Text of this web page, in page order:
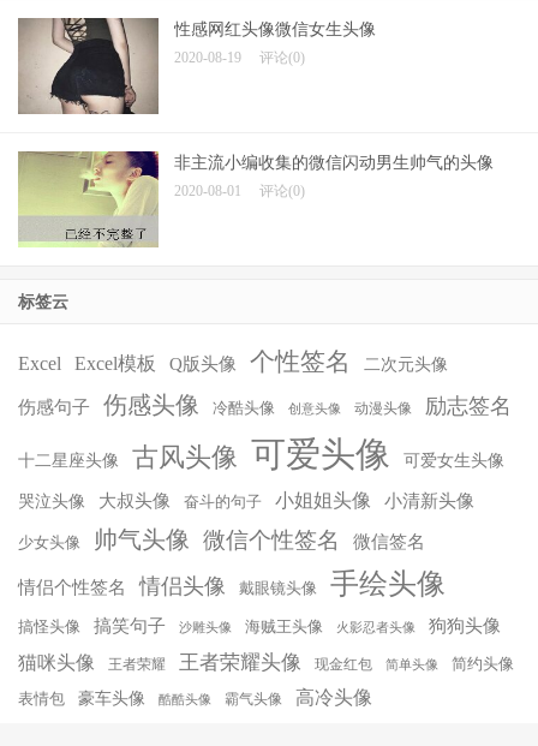
性感网红头像微信女生头像
2020-08-19 评论(0)
非主流小编收集的微信闪动男生帅气的头像
2020-08-01 评论(0)
标签云
Excel Excel模板 Q版头像 个性签名 二次元头像
伤感句子 伤感头像 冷酷头像 创意头像 动漫头像 励志签名
十二星座头像 古风头像 可爱头像 可爱女生头像
哭泣头像 大叔头像 奋斗的句子 小姐姐头像 小清新头像
少女头像 帅气头像 微信个性签名 微信签名
情侣个性签名 情侣头像 戴眼镜头像 手绘头像
搞怪头像 搞笑句子 沙雕头像 海贼王头像 火影忍者头像 狗狗头像
猫咪头像 王者荣耀 王者荣耀头像 现金红包 简单头像 简约头像
表情包 豪车头像 酷酷头像 霸气头像 高冷头像